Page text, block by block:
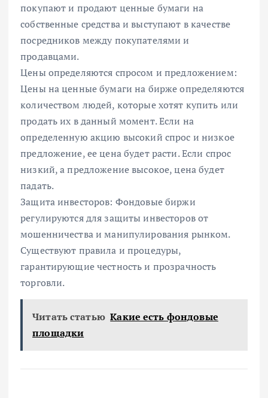
покупают и продают ценные бумаги на
собственные средства и выступают в качестве
посредников между покупателями и
продавцами.
Цены определяются спросом и предложением:
Цены на ценные бумаги на бирже определяются
количеством людей, которые хотят купить или
продать их в данный момент. Если на
определенную акцию высокий спрос и низкое
предложение, ее цена будет расти. Если спрос
низкий, а предложение высокое, цена будет
падать.
Защита инвесторов: Фондовые биржи
регулируются для защиты инвесторов от
мошенничества и манипулирования рынком.
Существуют правила и процедуры,
гарантирующие честность и прозрачность
торговли.
Читать статью Какие есть фондовые
площадки